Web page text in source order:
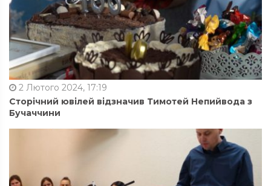
2 Лютого 2024, 17:19
Сторічний ювілей відзначив Тимотей Непийвода з
Бучаччини